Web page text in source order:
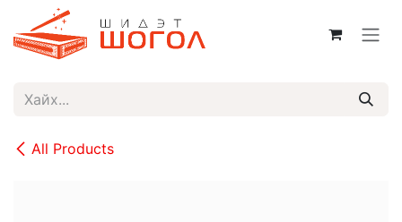
Skip to Content
All Products